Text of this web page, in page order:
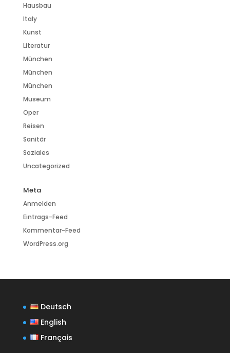
Hausbau
Italy
Kunst
Literatur
München
München
München
Museum
Oper
Reisen
Sanitär
Soziales
Uncategorized
Meta
Anmelden
Eintrags-Feed
Kommentar-Feed
WordPress.org
Deutsch
English
Français